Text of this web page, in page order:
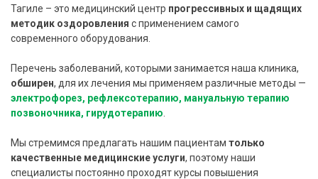
Тагиле – это медицинский центр прогрессивных и щадящих
методик оздоровления с применением самого
современного оборудования.
Перечень заболеваний, которыми занимается наша клиника,
обширен, для их лечения мы применяем различные методы —
электрофорез, рефлексотерапию, мануальную терапию
позвоночника, гирудотерапию
Мы стремимся предлагать нашим пациентам только
качественные медицинские услуги, поэтому наши
специалисты постоянно проходят курсы повышения